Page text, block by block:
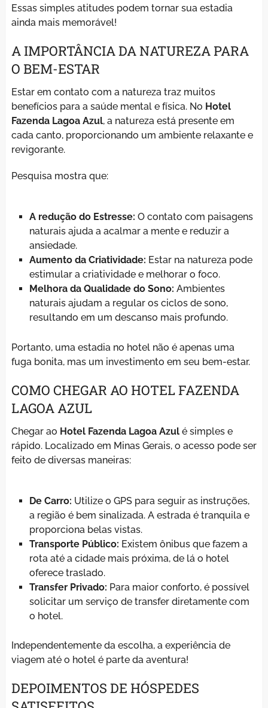
Essas simples atitudes podem tornar sua estadia
ainda mais memorável!
A IMPORTÂNCIA DA NATUREZA PARA
O BEM-ESTAR
Estar em contato com a natureza traz muitos
benefícios para a saúde mental e física. No Hotel
Fazenda Lagoa Azul, a natureza está presente em
cada canto, proporcionando um ambiente relaxante e
revigorante.
Pesquisa mostra que:
A redução do Estresse: O contato com paisagens
naturais ajuda a acalmar a mente e reduzir a
ansiedade.
Aumento da Criatividade: Estar na natureza pode
estimular a criatividade e melhorar o foco.
Melhora da Qualidade do Sono: Ambientes
naturais ajudam a regular os ciclos de sono,
resultando em um descanso mais profundo.
Portanto, uma estadia no hotel não é apenas uma
fuga bonita, mas um investimento em seu bem-estar.
COMO CHEGAR AO HOTEL FAZENDA
LAGOA AZUL
Chegar ao Hotel Fazenda Lagoa Azulé simples e
rápido. Localizado em Minas Gerais, o acesso pode ser
feito de diversas maneiras:
De Carro: Utilize o GPS para seguir as instruções,
a região é bem sinalizada. A estrada é tranquila e
proporciona belas vistas.
Transporte Público: Existem ônibus que fazem a
rota até a cidade mais próxima, de lá o hotel
oferece traslado.
Transfer Privado: Para maior conforto, é possível
solicitar um serviço de transfer diretamente com
o hotel.
Independentemente da escolha, a experiência de
viagem até o hotel é parte da aventura!
DEPOIMENTOS DE HÓSPEDES